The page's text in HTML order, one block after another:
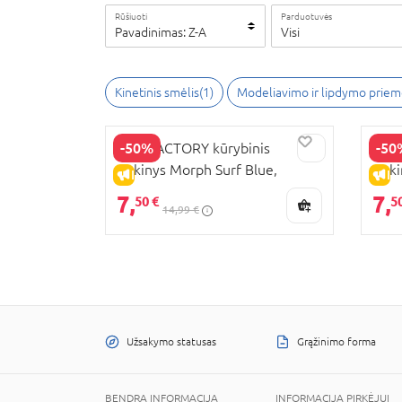
Rūšiuoti
Pavadinimas: Z-A
Parduotuvės
Visi
Kinetinis smėlis(1) Modeliavimo ir lipdymo
-50%
IŠPARDAVIMAS
ORB FACTORY kūrybinis
rinkinys Morph Surf Blue,
ORB77174
7,50 €
14,99 €
-
7,
Užsakymo statusas Grąžinimo forma
BENDRA INFORMACIJA INFORMACIJA PIRKĖJUI